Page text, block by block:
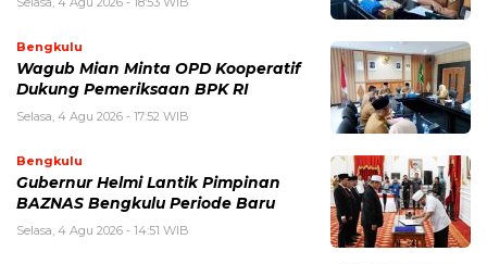
Bengkulu
Wagub Mian Minta OPD Kooperatif
Dukung Pemeriksaan BPK RI
Selasa, 4 Agu 2026 - 17:52 WIB
Bengkulu
Gubernur Helmi Lantik Pimpinan
BAZNAS Bengkulu Periode Baru
Selasa, 4 Agu 2026 - 14:51 WIB